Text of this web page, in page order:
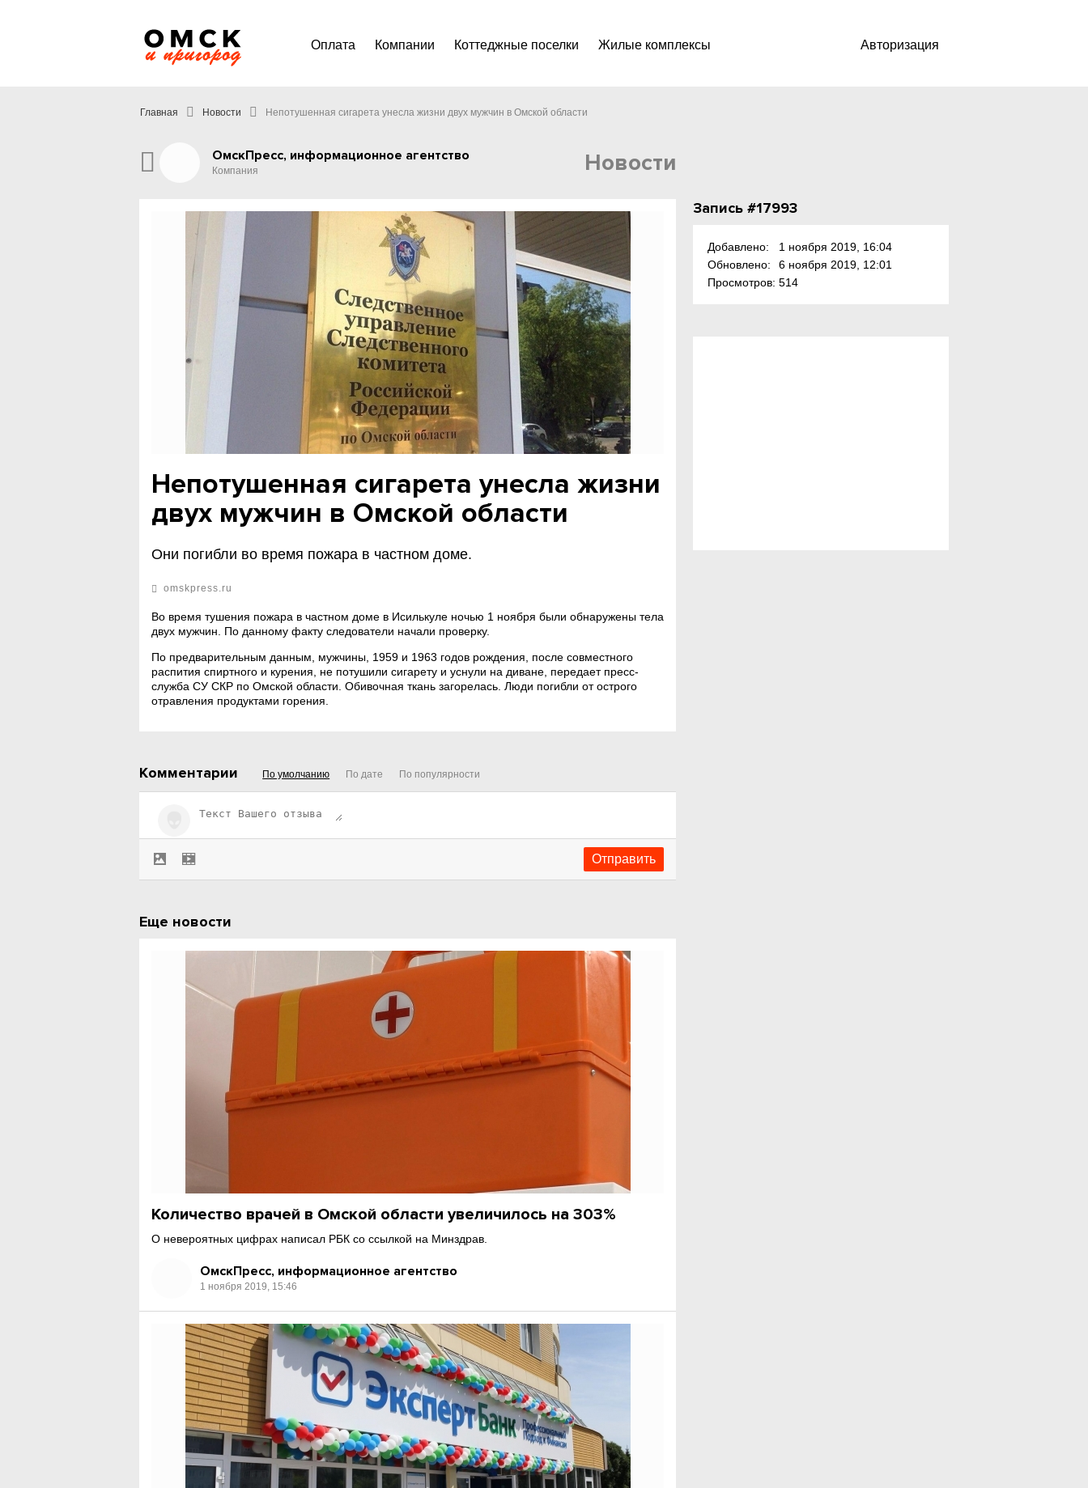
Оплата Компании Коттеджные поселки Жилые комплексы Авторизация
Главная Новости Непотушенная сигарета унесла жизни двух мужчин в Омской области
ОмскПресс, информационное агентство
Компания Новости
Непотушенная сигарета унесла жизни
двух мужчин в Омской области
Они погибли во время пожара в частном доме.
omskpress.ru
Во время тушения пожара в частном доме в Исилькуле ночью 1 ноября были обнаружены тела
двух мужчин. По данному факту следователи начали проверку.
По предварительным данным, мужчины, 1959 и 1963 годов рождения, после совместного
распития спиртного и курения, не потушили сигарету и уснули на диване, передает пресс-
служба СУ СКР по Омской области. Обивочная ткань загорелась. Люди погибли от острого
отравления продуктами горения.
Комментарии По умолчанию По дате По популярности
Еще новости
Количество врачей в Омской области увеличилось на 303%
О невероятных цифрах написал РБК со ссылкой на Минздрав.
ОмскПресс, информационное агентство
1 ноября 2019, 15:46
Запись #17993
Добавлено:
1 ноября 2019, 16:04
Обновлено:
6 ноября 2019, 12:01
Просмотров: 514